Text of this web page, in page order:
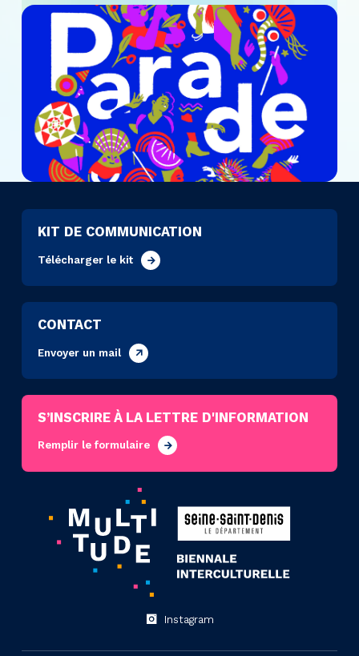
KIT DE COMMUNICATION
Télécharger le kit
CONTACT
Envoyer un mail
S’INSCRIRE À LA LETTRE D'INFORMATION
Remplir le formulaire
Instagram